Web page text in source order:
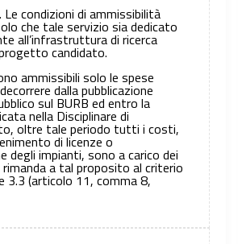
Le condizioni di ammissibilità
che tale servizio sia dedicato
all’infrastruttura di ricerca
candidato.
ammissibili solo le spese
dalla pubblicazione
sul BURB ed entro la
nella Disciplinare di
oltre tale periodo tutti i costi,
di licenze o
degli impianti, sono a carico dei
rimanda a tal proposito al criterio
3.3 (articolo 11, comma 8,